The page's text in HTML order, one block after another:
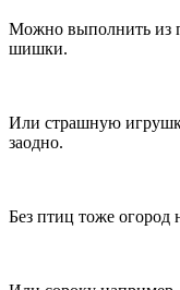
Можно выполнить из
шишки.
Или страшную
заодно.
Без птиц тоже огород